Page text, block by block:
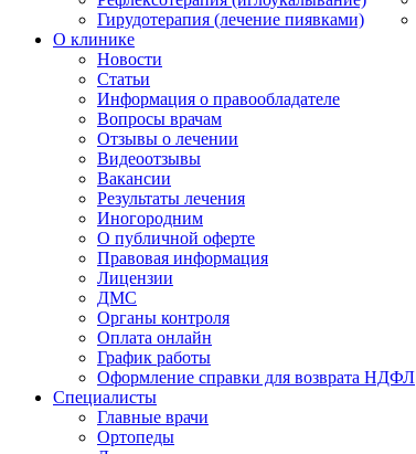
Гирудотерапия (лечение пиявками)
О клинике
Новости
Статьи
Информация о правообладателе
Вопросы врачам
Отзывы о лечении
Видеоотзывы
Вакансии
Результаты лечения
Иногородним
О публичной оферте
Правовая информация
Лицензии
ДМС
Органы контроля
Оплата онлайн
График работы
Оформление справки для возврата НДФЛ
Специалисты
Главные врачи
Ортопеды